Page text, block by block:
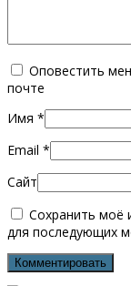
Оповестить
почте
Имя *
Email *
Сайт
Сохранить моё
для последующих